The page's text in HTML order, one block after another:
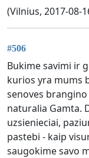
(Vilnius, 2017-08-
#506
Bukime savimi ir
kurios yra mums
senoves
naturalia Gamta.
uzsienieciai,
pastebi - kaip
saugokime savo